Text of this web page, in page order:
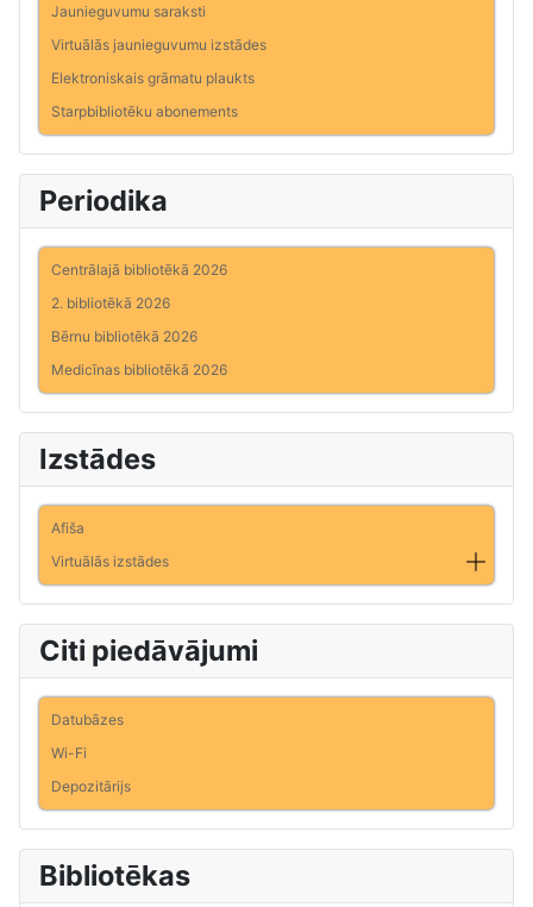
Jaunieguvumu saraksti
Virtuālās jaunieguvumu izstādes
Elektroniskais grāmatu plaukts
Starpbibliotēku abonements
Periodika
Centrālajā bibliotēkā 2026
2. bibliotēkā 2026
Bērnu bibliotēkā 2026
Medicīnas bibliotēkā 2026
Izstādes
Afiša
Virtuālās izstādes
Citi piedāvājumi
Datubāzes
Wi-Fi
Depozitārijs
Bibliotēkas